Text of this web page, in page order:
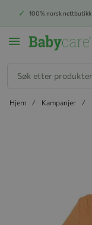
100% norsk nettbutikk
Hjem Kampanjer